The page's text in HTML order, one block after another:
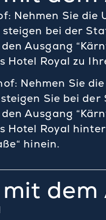
Nehmen Sie die
steigen bei der
Ausgang
Hotel Royal zu
Nehmen Sie
Sie bei
Ausgang
Hotel Royal
hinein.
dem